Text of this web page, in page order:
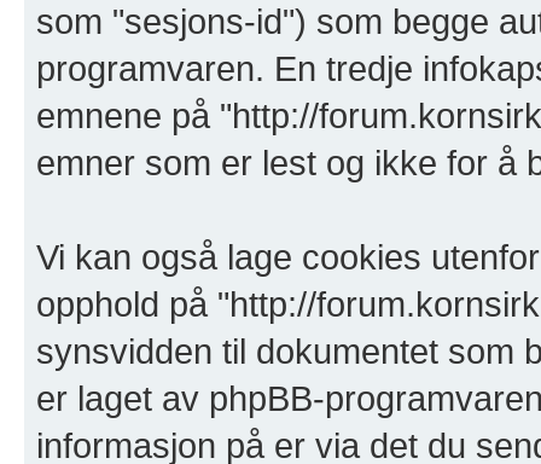
som "sesjons-id") som begge
programvaren. En tredje
emnene på "http://
emner som er lest og ikke for å
Vi kan også lage cookies
opphold på "http://
synsvidden til dokumentet som
er laget av phpBB-
informasjon på er via det du